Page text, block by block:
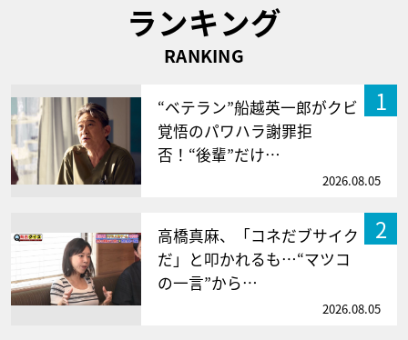
ランキング
RANKING
1
“ベテラン”船越英一郎がクビ
覚悟のパワハラ謝罪拒
否！“後輩”だけ…
2026.08.05
2
高橋真麻、「コネだブサイク
だ」と叩かれるも…“マツコ
の一言”から…
2026.08.05